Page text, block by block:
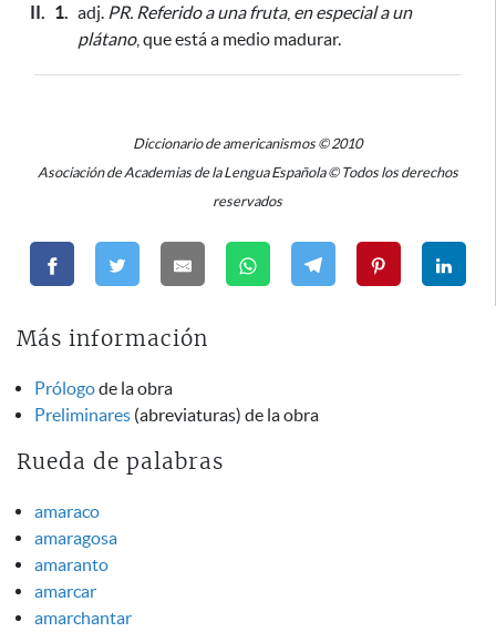
II. 1. adj. PR. Referido a una fruta, en especial a un
plátano, que está a medio madurar.
Diccionario de americanismos © 2010
Asociación de Academias de la Lengua Española © Todos los derechos
reservados
Más información
Prólogode la obra
Preliminares (abreviaturas) de la obra
Rueda de palabras
amaraco
amaragosa
amaranto
amarcar
amarchantar